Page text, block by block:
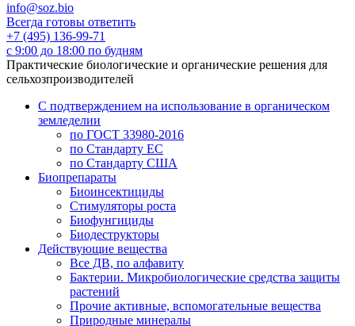
info@soz.bio
Всегда готовы ответить
+7 (495) 136-99-71
с 9:00 до 18:00 по будням
Практические биологические и органические решения для
сельхозпроизводителей
С подтверждением на использование в органическом
земледелии
по ГОСТ 33980-2016
по Стандарту ЕС
по Стандарту США
Биопрепараты
Биоинсектициды
Стимуляторы роста
Биофунгициды
Биодеструкторы
Действующие вещества
Все ДВ, по алфавиту
Бактерии. Микробиологические средства защиты
растений
Прочие активные, вспомогательные вещества
Природные минералы